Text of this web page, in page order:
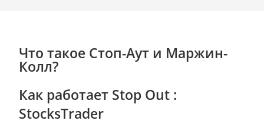
Что такое Стоп-Аут и Маржин-
Колл?
Как работает Stop Out :
StocksTrader